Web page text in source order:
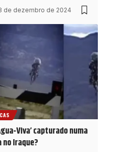
de dezembro de 2024
Viva’ capturado numa
Iraque?